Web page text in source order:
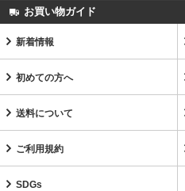
お買い物ガイド
新着情報
初めての方へ
送料について
ご利用規約
SDGs